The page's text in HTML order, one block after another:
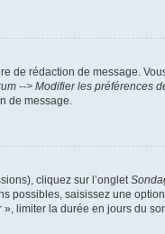
de rédaction de message.
--> Modifier les préférences
de message.
cliquez sur l’onglet
possibles, saisissez une
limiter la durée en jours du